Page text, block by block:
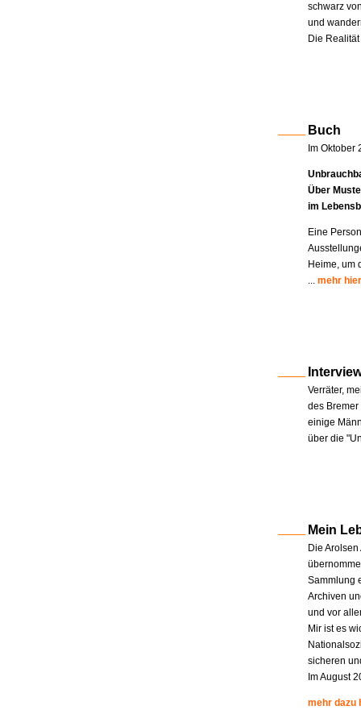
schwarz
und
Die
Buch
Im Oktober
Über
im
Eine
Heime, um
... mehr hier
Verräter,
des
einige
über die
Mein
Die
Sammlung
Archiven
und vor
Mir ist es
sicheren
Im August
mehr dazu